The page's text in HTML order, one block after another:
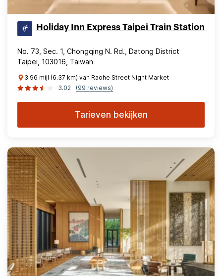
Holiday Inn Express Taipei Train Station
No. 73, Sec. 1, Chongqing N. Rd., Datong District
Taipei, 103016, Taiwan
3.96 mijl (6.37 km) van Raohe Street Night Market
3.02
(99 reviews)
Tarieven bekijken